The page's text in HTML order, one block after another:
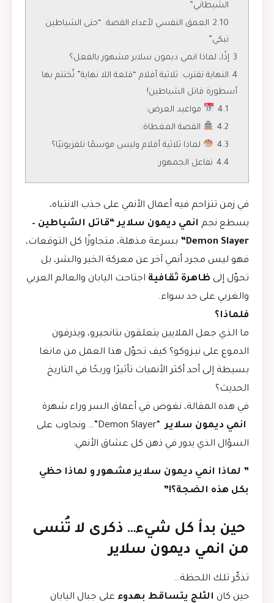
الشيطاني”
2.10 العمق النفسي لأعداء القصة: “حتى الشياطين
تبكي”
3 إذًا، لماذا انمي ديمون سلاير مشهور بالفعل؟
4 النهاية تقترب: ثلاثية أفلام “قلعة اللا نهاية” تُختتم بها
أسطورة قاتل الشياطين!
4.1
مواعيد العرض:
4.2
القصة المغطاة:
4.3
لماذا ثلاثية أفلام وليس موسمًا تلفزيونيًا؟
4.4 تفاعل الجمهور:
في زمن تتزاحم فيه أعمال الأنمي على جذب الانتباه،
يسطع نجم انمي ديمون سلاير “قاتل الشياطين –
Demon Slayer”
بسرعة مذهلة، متجاوزًا كل التوقعات،
فهو ليس مجرد أنمي آخر عن معركة الخير والشر، بل
تحوّل إلى ظاهرة ثقافية اجتاحت اليابان والعالم العربي
والغربي على حد سواء.
فلماذا؟
ما الذي جعل الملايين يتعلقون بتانجيرو، ويذرفون
الدموع على نيـزوكو؟ كيف تحوّل هذا العمل من مانغا
بسيطة إلى أحد أكثر الأنميات تأثيرًا وربحًا في التاريخ
الحديث؟
في هذه المقالة، نغوص في أعماق السر وراء شهرة
انمي ديمون سلاير
“Demon Slayer”… ونجاوب على
السؤال الذي يدور في ذهن كل عشاق الأنمي:
” لماذا انمي ديمون سلاير مشهور و لماذا حظي
بكل هذه الضجة؟!”
حين بدأ كل شيء… ذكرى لا تُنسى
من انمي ديمون سلاير
تذكّر تلك اللحظة…
حين كان الثلج يتساقط بهدوء على جبال اليابان